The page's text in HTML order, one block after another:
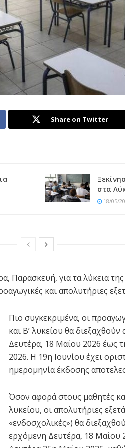
Share on Twitter
στα
18/05/
Παρασκευή, για τα λύκεια
και απολυτήριες
Πιο συγκεκριμένα, οι
και Β’ λυκείου θα
Δευτέρα, 18 Μαΐου 2026 έως
2026. Η 19η Ιουνίου έχει
ημερομηνία έκδοσης
Όσον αφορά στους μαθητές
λυκείου, οι απολυτήριες
«ενδοσχολικές») θα
ερχόμενη Δευτέρα, 18 Μαΐου